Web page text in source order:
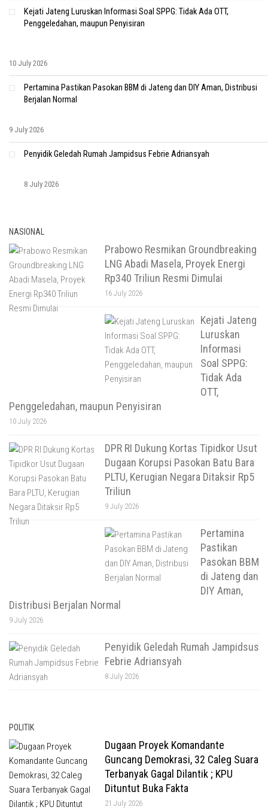
Kejati Jateng Luruskan Informasi Soal SPPG: Tidak Ada OTT,
Penggeledahan, maupun Penyisiran
10 July 2026
Pertamina Pastikan Pasokan BBM di Jateng dan DIY Aman, Distribusi
Berjalan Normal
9 July 2026
Penyidik Geledah Rumah Jampidsus Febrie Adriansyah
8 July 2026
NASIONAL
Prabowo Resmikan Groundbreaking
LNG Abadi Masela, Proyek Energi
Rp340 Triliun Resmi Dimulai
16 July 2026
Kejati Jateng
Luruskan
Informasi
Soal SPPG:
Tidak Ada
OTT,
Penggeledahan, maupun Penyisiran
10 July 2026
DPR RI Dukung Kortas Tipidkor Usut
Dugaan Korupsi Pasokan Batu Bara
PLTU, Kerugian Negara Ditaksir Rp5
Triliun
9 July 2026
Pertamina
Pastikan
Pasokan BBM
di Jateng dan
DIY Aman,
Distribusi Berjalan Normal
9 July 2026
Penyidik Geledah Rumah Jampidsus
Febrie Adriansyah
8 July 2026
POLITIK
Dugaan Proyek Komandante
Guncang Demokrasi, 32 Caleg Suara
Terbanyak Gagal Dilantik ; KPU
Dituntut Buka Fakta
21 July 2026